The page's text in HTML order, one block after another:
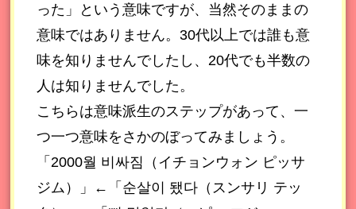
った」という意味ですが、当然そのままの
意味ではありません。30代以上では誰も意
味を知りませんでしたし、20代でも半数の
人は知りませんでした。
こちらは意味派生のステップがあって、一
つ一つ意味をさかのぼってみましょう。
「2000월 비싸짐（イチョンウォン ピッサ
ジム）」←「순살이 됐다（スンサリ テッ